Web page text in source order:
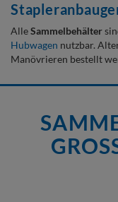
AlleSammelbehälter
Hubwagen nutzbar.
Manövrieren bestellt